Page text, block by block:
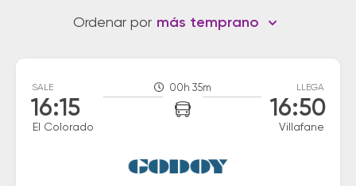
Ordenar por más temprano
SALE
16:15
El Colorado
00h 35m LLEGA
16:50
Villafane